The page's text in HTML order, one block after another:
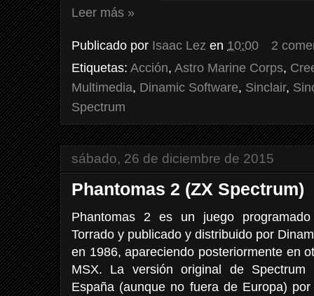
Leer más »
Publicado por Isaac Lez en 10:00
2
Etiquetas: Acción, Astro Marine Corps,
Multimedia, Dinamic Software, Sinclair,
Spectrum
sábado, 26 de diciembre de 2015
Phantomas 2 (ZX Spectrum)
Phantomas 2 es un juego
Torrado y publicado y distribuido por
en 1986, apareciendo posteriormente en
MSX. La versión original de Spectrum
España (aunque no fuera de Europa)